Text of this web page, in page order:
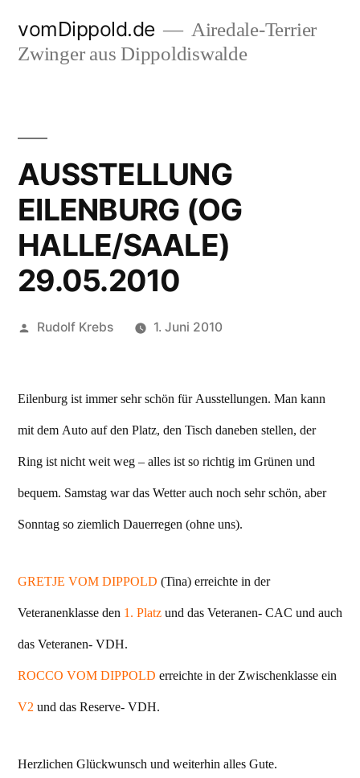
Inhalt
vomDippold.de
Airedale-Terrier
Zwinger aus Dippoldiswalde
AUSSTELLUNG
EILENBURG (OG
HALLE/SAALE)
29.05.2010
Veröffentlicht
Rudolf Krebs 1. Juni 2010
Eilenburg ist immer sehr schön für Ausstellungen. Man kann
mit dem Auto auf den Platz, den Tisch daneben stellen, der
Ring ist nicht weit weg – alles ist so richtig im Grünen und
bequem. Samstag war das Wetter auch noch sehr schön, aber
Sonntag so ziemlich Dauerregen (ohne uns).
GRETJE VOM DIPPOLD (Tina) erreichte in der
Veteranenklasse den 1. Platz und das Veteranen- CAC und auch
das Veteranen- VDH.
ROCCO VOM DIPPOLD erreichte in der Zwischenklasse ein
V2 und das Reserve- VDH.
Herzlichen Glückwunsch und weiterhin alles Gute.